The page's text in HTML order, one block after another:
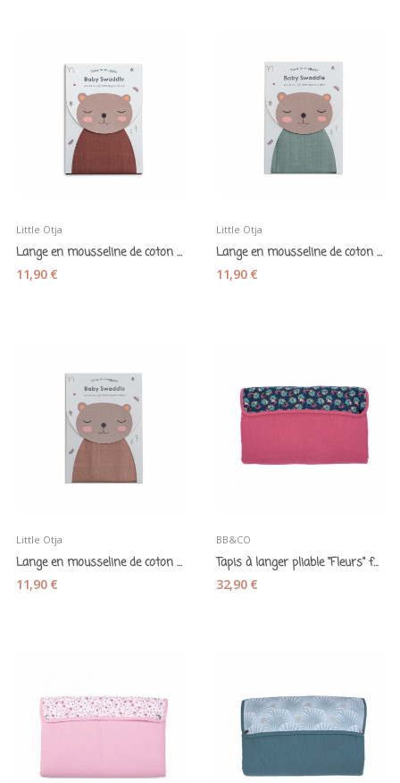
Little Otja
Lange en mousseline de coton marron auburn -...
11,90 €
Little Otja
Lange en mousseline de coton vert céladon -...
11,90 €
Little Otja
Lange en mousseline de coton beige marron -...
11,90 €
BB&CO
Tapis à langer pliable "Fleurs" framboise - BB&Co
32,90 €